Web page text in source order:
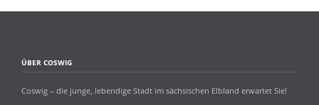
ÜBER COSWIG
Coswig – die junge, lebendige Stadt im sächsischen Elbland erwartet Sie!